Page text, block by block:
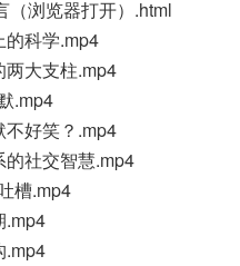
（浏览器打开）.html
的科学.mp4
大支柱.mp4
.mp4
好笑？.mp4
社交智慧.mp4
槽.mp4
.mp4
.mp4